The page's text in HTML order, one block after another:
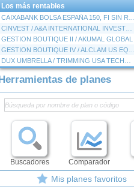
Los más rentables
GESTION BOUTIQUE II / AKUMAL GLOBAL
Herramientas de planes
Buscadores Comparador
Mis planes favoritos